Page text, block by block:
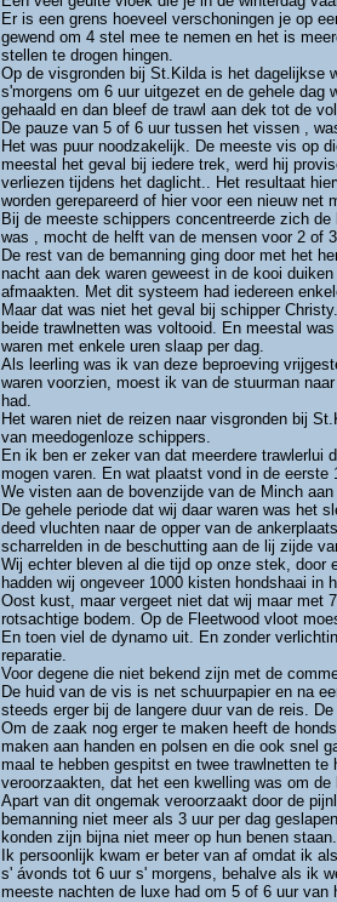
Er is een grens hoeveel verschoningen je op
gewend om 4 stel mee te nemen en het is
stellen te drogen hingen.
Op de visgronden bij St.Kilda is het dagelijkse
s'morgens om 6 uur uitgezet en de gehele dag
gehaald en dan bleef de trawl aan dek tot de
De pauze van 5 of 6 uur tussen het vissen ,
Het was puur noodzakelijk. De meeste vis op
meestal het geval bij iedere trek, werd hij
verliezen tijdens het daglicht.. Het resultaat
worden gerepareerd of hier voor een nieuw net
Bij de meeste schippers concentreerde zich
was , mocht de helft van de mensen voor 2 of
De rest van de bemanning ging door met het
nacht aan dek waren geweest in de kooi
afmaakten. Met dit systeem had iedereen
Maar dat was niet het geval bij schipper
beide trawlnetten was voltooid. En meestal
waren met enkele uren slaap per dag.
Als leerling was ik van deze beproeving
waren voorzien, moest ik van de stuurman
had.
Het waren niet de reizen naar visgronden bij
van meedogenloze schippers.
En ik ben er zeker van dat meerdere
mogen varen. En wat plaatst vond in de eerste
We visten aan de bovenzijde van de Minch
De gehele periode dat wij daar waren was het
deed vluchten naar de opper van de
scharrelden in de beschutting aan de lij zijde
Wij echter bleven al die tijd op onze stek, door
hadden wij ongeveer 1000 kisten hondshaai
Oost kust, maar vergeet niet dat wij maar met
rotsachtige bodem. Op de Fleetwood vloot
En toen viel de dynamo uit. En zonder
reparatie.
Voor degene die niet bekend zijn met de
De huid van de vis is net schuurpapier en na
steeds erger bij de langere duur van de reis.
Om de zaak nog erger te maken heeft de
maken aan handen en polsen en die ook snel
maal te hebben gespitst en twee trawlnetten
veroorzaakten, dat het een kwelling was om
Apart van dit ongemak veroorzaakt door de
bemanning niet meer als 3 uur per dag
konden zijn bijna niet meer op hun benen staan.
Ik persoonlijk kwam er beter van af omdat ik
s' ávonds tot 6 uur s' morgens, behalve als ik
meeste nachten de luxe had om 5 of 6 uur